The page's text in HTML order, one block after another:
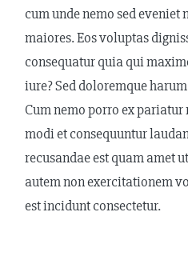
cum unde nemo sed
maiores. Eos voluptas
consequatur quia qui
iure? Sed doloremque
Cum nemo porro ex
modi et consequuntur
recusandae est quam amet
autem non exercitationem
est incidunt consectetur.